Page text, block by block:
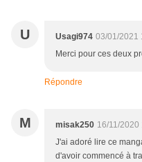
U Usagi974 03/01/2021
Merci pour ces deux
Répondre
M misak250 16/11/2020
J'ai adoré lire ce
d'avoir commencé à